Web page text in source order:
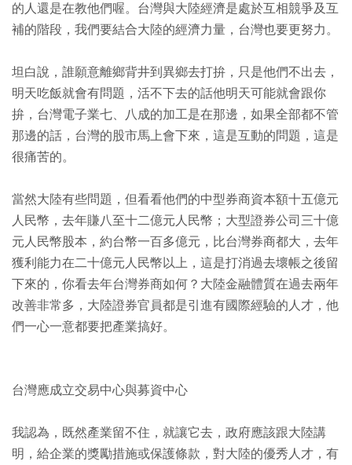
的人還是在教他們喔。台灣與大陸經濟是處於互相競爭及互
補的階段，我們要結合大陸的經濟力量，台灣也要更努力。
坦白說，誰願意離鄉背井到異鄉去打拚，只是他們不出去，
明天吃飯就會有問題，活不下去的話他明天可能就會跟你
拚，台灣電子業七、八成的加工是在那邊，如果全部都不管
那邊的話，台灣的股市馬上會下來，這是互動的問題，這是
很痛苦的。
當然大陸有些問題，但看看他們的中型券商資本額十五億元
人民幣，去年賺八至十二億元人民幣；大型證券公司三十億
元人民幣股本，約台幣一百多億元，比台灣券商都大，去年
獲利能力在二十億元人民幣以上，這是打消過去壞帳之後留
下來的，你看去年台灣券商如何？大陸金融體質在過去兩年
改善非常多，大陸證券官員都是引進有國際經驗的人才，他
們一心一意都要把產業搞好。
台灣應成立交易中心與募資中心
我認為，既然產業留不住，就讓它去，政府應該跟大陸講
明，給企業的獎勵措施或保護條款，對大陸的優秀人才，有